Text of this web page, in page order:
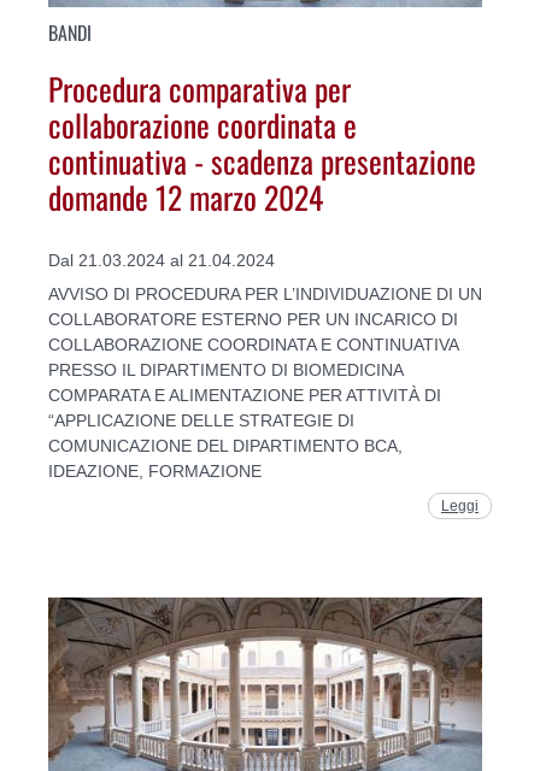
BANDI
Procedura comparativa per
collaborazione coordinata e
continuativa - scadenza presentazione
domande 12 marzo 2024
Dal 21.03.2024 al 21.04.2024
AVVISO DI PROCEDURA PER L’INDIVIDUAZIONE DI UN
COLLABORATORE ESTERNO PER UN INCARICO DI
COLLABORAZIONE COORDINATA E CONTINUATIVA
PRESSO IL DIPARTIMENTO DI BIOMEDICINA
COMPARATA E ALIMENTAZIONE PER ATTIVITÀ DI
“APPLICAZIONE DELLE STRATEGIE DI
COMUNICAZIONE DEL DIPARTIMENTO BCA,
IDEAZIONE, FORMAZIONE
Leggi